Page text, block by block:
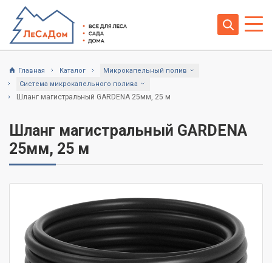
Главная Каталог
Микрокапельный полив
Система микрокапельного полива
Шланг магистральный GARDENA 25мм, 25 м
Шланг магистральный GARDENA
25мм, 25 м